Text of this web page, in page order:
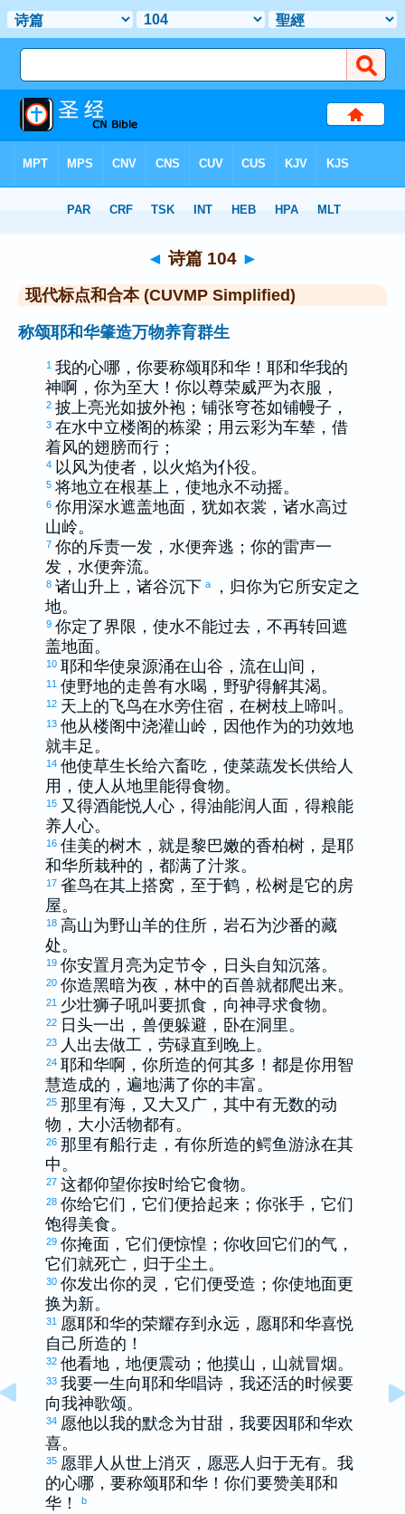
> 诗篇 104
◄ 诗篇 104 ►
现代标点和合本 (CUVMP Simplified)
称颂耶和华肇造万物养育群生
1 我的心哪，你要称颂耶和华！耶和华我的
神啊，你为至大！你以尊荣威严为衣服，
2 披上亮光如披外袍；铺张穹苍如铺幔子，
3 在水中立楼阁的栋梁；用云彩为车辇，借
着风的翅膀而行；
4 以风为使者，以火焰为仆役。
5 将地立在根基上，使地永不动摇。
6 你用深水遮盖地面，犹如衣裳，诸水高过
山岭。
7 你的斥责一发，水便奔逃；你的雷声一
发，水便奔流。
8 诸山升上，诸谷沉下 a
，归你为它所安定之
地。
9 你定了界限，使水不能过去，不再转回遮
盖地面。
10 耶和华使泉源涌在山谷，流在山间，
11 使野地的走兽有水喝，野驴得解其渴。
12 天上的飞鸟在水旁住宿，在树枝上啼叫。
13 他从楼阁中浇灌山岭，因他作为的功效地
就丰足。
14 他使草生长给六畜吃，使菜蔬发长供给人
用，使人从地里能得食物。
15 又得酒能悦人心，得油能润人面，得粮能
养人心。
16 佳美的树木，就是黎巴嫩的香柏树，是耶
和华所栽种的，都满了汁浆。
17 雀鸟在其上搭窝，至于鹤，松树是它的房
屋。
18 高山为野山羊的住所，岩石为沙番的藏
处。
19 你安置月亮为定节令，日头自知沉落。
20 你造黑暗为夜，林中的百兽就都爬出来。
21 少壮狮子吼叫要抓食，向神寻求食物。
22 日头一出，兽便躲避，卧在洞里。
23 人出去做工，劳碌直到晚上。
24 耶和华啊，你所造的何其多！都是你用智
慧造成的，遍地满了你的丰富。
25 那里有海，又大又广，其中有无数的动
物，大小活物都有。
26 那里有船行走，有你所造的鳄鱼游泳在其
中。
27 这都仰望你按时给它食物。
28 你给它们，它们便拾起来；你张手，它们
饱得美食。
29 你掩面，它们便惊惶；你收回它们的气，
它们就死亡，归于尘土。
30 你发出你的灵，它们便受造；你使地面更
换为新。
31 愿耶和华的荣耀存到永远，愿耶和华喜悦
自己所造的！
32 他看地，地便震动；他摸山，山就冒烟。
33 我要一生向耶和华唱诗，我还活的时候要
向我神歌颂。
34 愿他以我的默念为甘甜，我要因耶和华欢
喜。
35 愿罪人从世上消灭，愿恶人归于无有。我
的心哪，要称颂耶和华！你们要赞美耶和
华！
b